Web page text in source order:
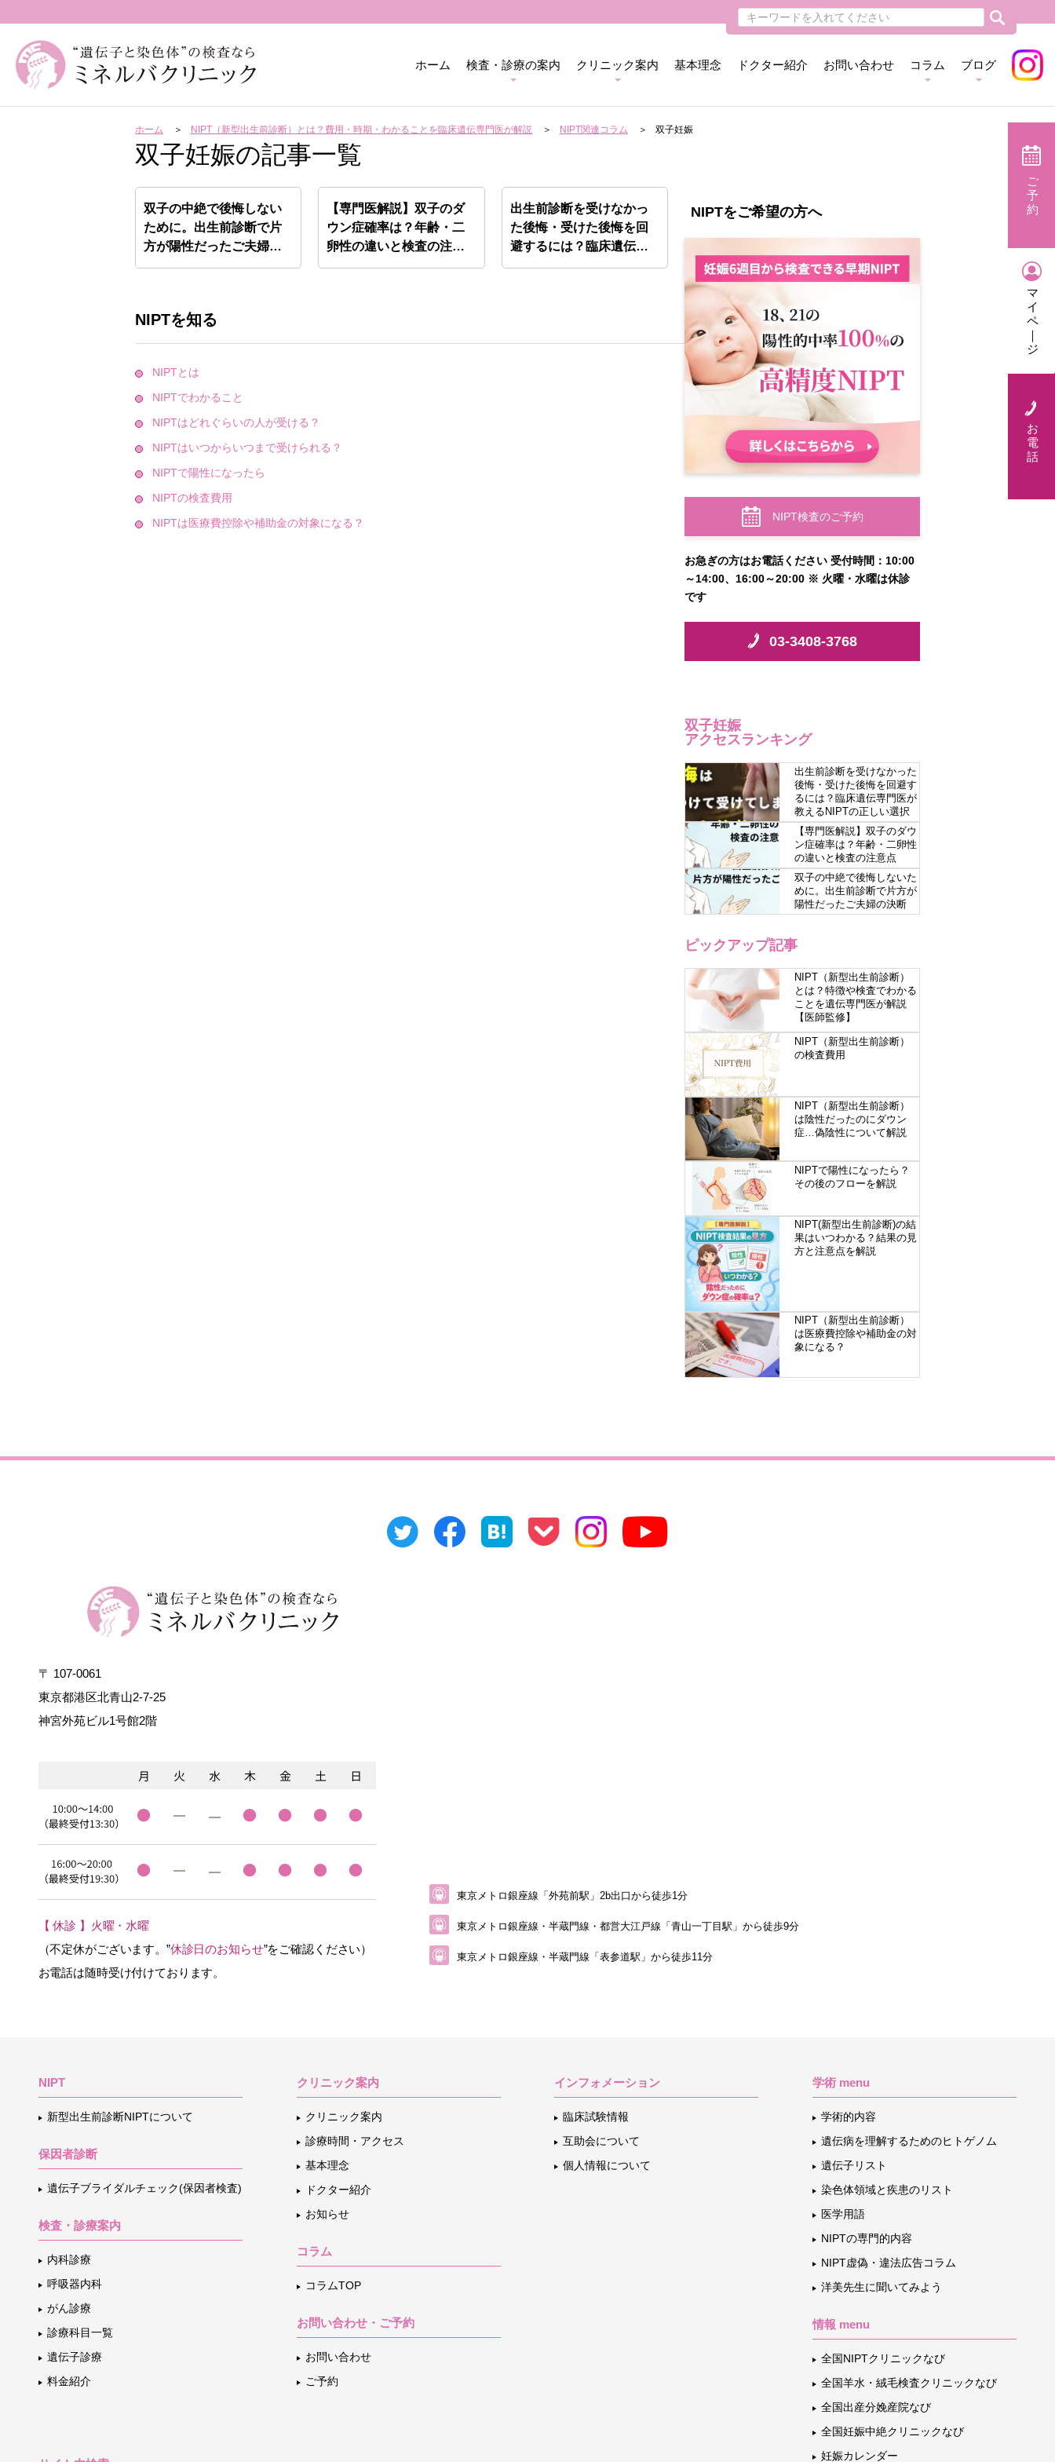
ホーム 検査・診療の案内 クリニック案内 基本理念 ドクター紹介 お問い合わせ コラム ブログ
ホーム NIPT（新型出生前診断）とは？費用・時期・わかることを臨床遺伝専門医が解説 NIPT関連コラム 双子妊娠
双子妊娠の記事一覧
双子の中絶で後悔しない
ために。出生前診断で片
方が陽性だったご夫婦の
決断…
【専門医解説】双子のダ
ウン症確率は？年齢・二
卵性の違いと検査の注意
点
出生前診断を受けなかっ
た後悔・受けた後悔を回
避するには？臨床遺伝専
門医…
NIPTを知る
NIPTとは
NIPTでわかること
NIPTはどれぐらいの人が受ける？
NIPTはいつからいつまで受けられる？
NIPTで陽性になったら
NIPTの検査費用
NIPTは医療費控除や補助金の対象になる？
NIPTをご希望の方へ
NIPT検査のご予約
お急ぎの方はお電話ください 受付時間：10:00
～14:00、16:00～20:00 ※ 火曜・水曜は休診
です
03-3408-3768
双子妊娠
アクセスランキング
出生前診断を受けなかった
後悔・受けた後悔を回避す
るには？臨床遺伝専門医が
教えるNIPTの正しい選択
【専門医解説】双子のダウ
ン症確率は？年齢・二卵性
の違いと検査の注意点
双子の中絶で後悔しないた
めに。出生前診断で片方が
陽性だったご夫婦の決断
ピックアップ記事
NIPT（新型出生前診断）
とは？特徴や検査でわかる
ことを遺伝専門医が解説
【医師監修】
NIPT（新型出生前診断）
の検査費用
NIPT（新型出生前診断）
は陰性だったのにダウン
症…偽陰性について解説
NIPTで陽性になったら？
その後のフローを解説
NIPT(新型出生前診断)の結
果はいつわかる？結果の見
方と注意点を解説
NIPT（新型出生前診断）
は医療費控除や補助金の対
象になる？
〒 107-0061
東京都港区北青山2-7-25
神宮外苑ビル1号館2階
【 休診 】火曜・水曜
（不定休がございます。”休診日のお知らせ”をご確認ください）
お電話は随時受け付けております。
東京メトロ銀座線「外苑前駅」2b出口から徒歩1分
東京メトロ銀座線・半蔵門線・都営大江戸線 「青山一丁目駅」から徒歩9分
東京メトロ銀座線・半蔵門線「表参道駅」から徒歩11分
NIPT
新型出生前診断NIPTについて
保因者診断
遺伝子ブライダルチェック(保因者検査)
検査・診療案内
内科診療
呼吸器内科
がん診療
診療科目一覧
遺伝子診療
料金紹介
クリニック案内
クリニック案内
診療時間・アクセス
基本理念
ドクター紹介
お知らせ
コラム
コラムTOP
お問い合わせ・ご予約
お問い合わせ
ご予約
インフォメーション
臨床試験情報
互助会について
個人情報について
学術 menu
学術的内容
遺伝病を理解するためのヒトゲノム
遺伝子リスト
染色体領域と疾患のリスト
医学用語
NIPTの専門的内容
NIPT虚偽・違法広告コラム
洋美先生に聞いてみよう
情報 menu
全国NIPTクリニックなび
全国羊水・絨毛検査クリニックなび
全国出産分娩産院なび
全国妊娠中絶クリニックなび
妊娠カレンダー
ご
予
約
マ
イ
ペ
｜
ジ
お
電
話